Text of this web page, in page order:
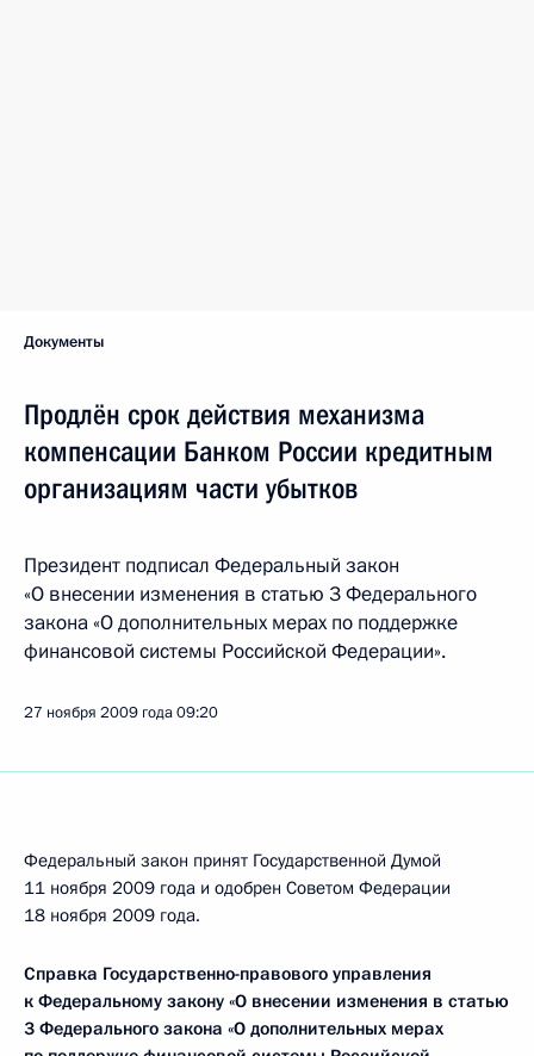
Документы
Продлён срок действия механизма
компенсации Банком России кредитным
организациям части убытков
Президент подписал Федеральный закон
«О внесении изменения в статью 3 Федерального
закона «О дополнительных мерах по поддержке
финансовой системы Российской Федерации».
27 ноября 2009 года09:20
Федеральный закон принят Государственной Думой
11 ноября 2009 года и одобрен Советом Федерации
18 ноября 2009 года.
Справка Государственно-правового управления
к Федеральному закону «О внесении изменения в статью
3 Федерального закона «О дополнительных мерах